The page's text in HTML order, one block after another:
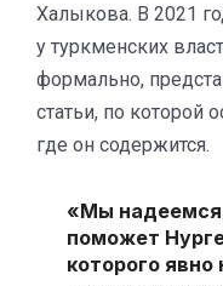
Халыкова. В 2021
у туркменских
формально,
статьи, по которой
где он содержится.
«Мы
поможет
которого